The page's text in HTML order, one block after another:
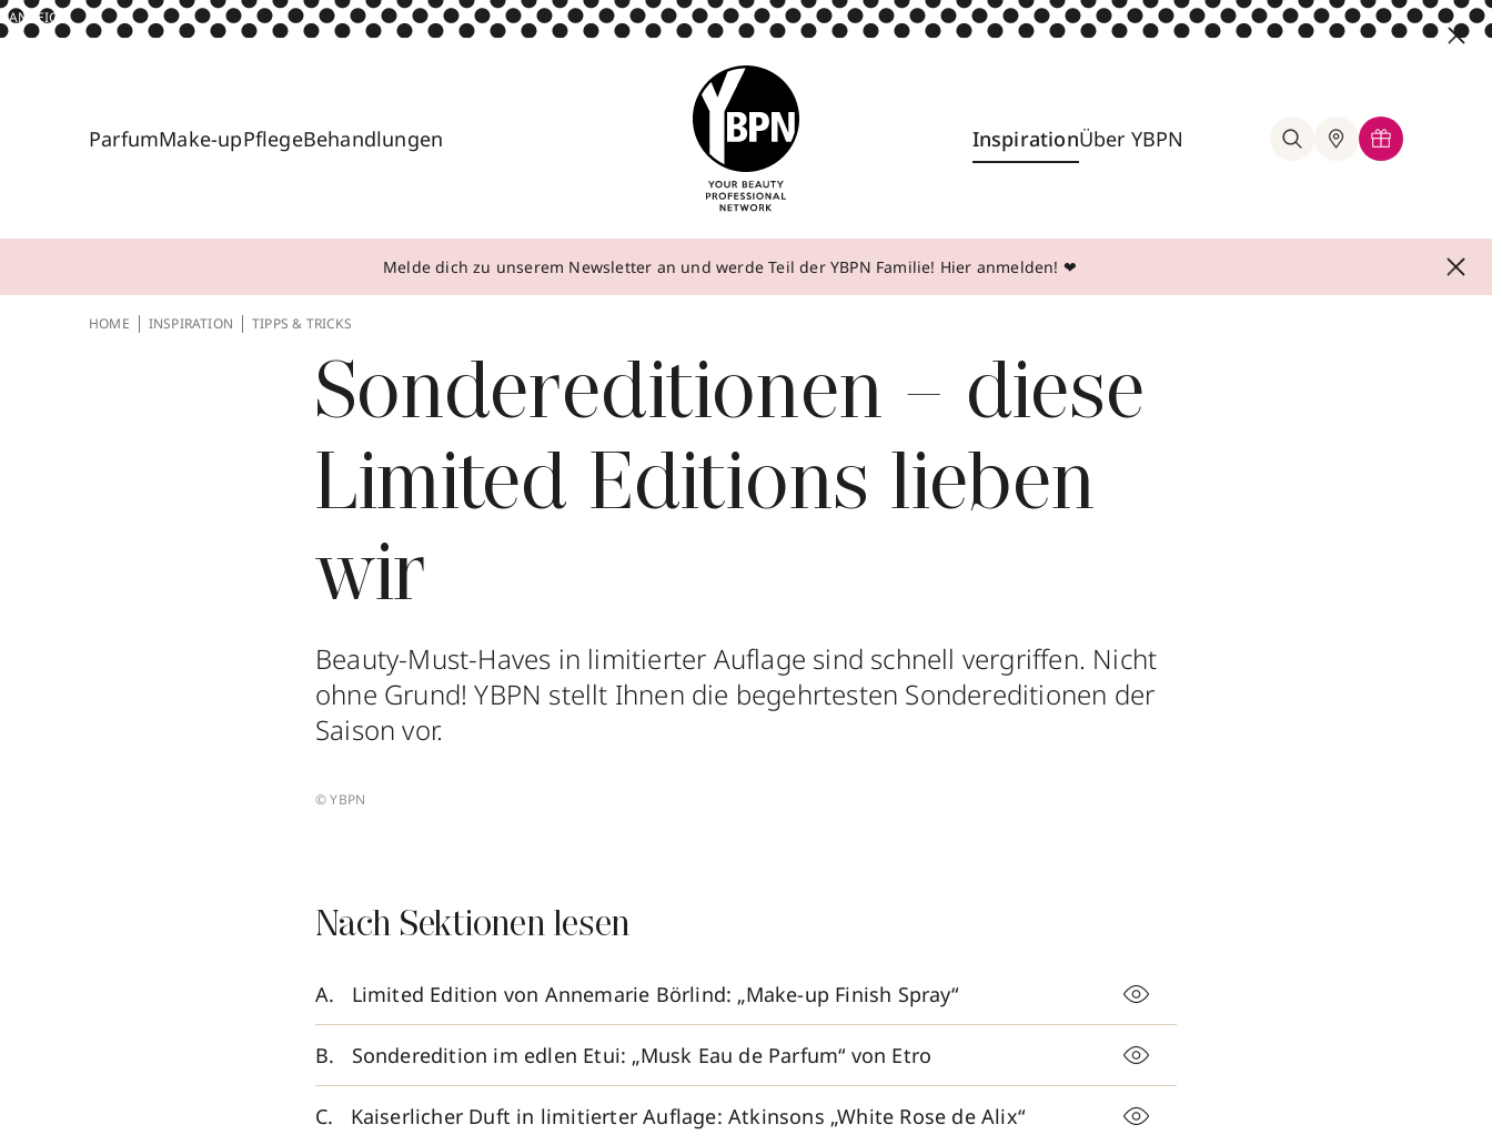
ANZEIGE
ParfumMake-upPflegeBehandlungen InspirationÜber YBPN
Melde dich zu unserem Newsletter an und werde Teil der YBPN Familie! Hier anmelden! ❤
HOME INSPIRATION TIPPS & TRICKS
Sondereditionen – diese
Limited Editions lieben
wir
Beauty-Must-Haves in limitierter Auflage sind schnell vergriffen. Nicht
ohne Grund! YBPN stellt Ihnen die begehrtesten Sondereditionen der
Saison vor.
© YBPN
Nach Sektionen lesen
Limited Edition von Annemarie Börlind: „Make-up Finish Spray“
Sonderedition im edlen Etui: „Musk Eau de Parfum“ von Etro
Kaiserlicher Duft in limitierter Auflage: Atkinsons „White Rose de Alix“